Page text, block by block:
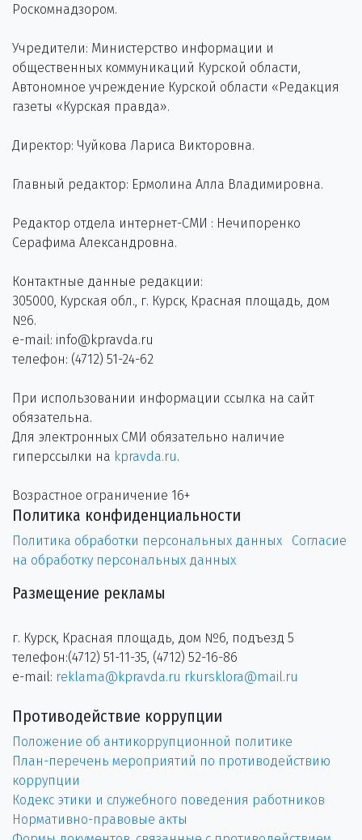
Роскомнадзором.
Учредители: Министерство информации и
общественных коммуникаций Курской области,
Автономное учреждение Курской области «Редакция
газеты «Курская правда».
Директор: Чуйкова Лариса Викторовна.
Главный редактор: Ермолина Алла Владимировна.
Редактор отдела интернет-СМИ : Нечипоренко
Серафима Александровна.
Контактные данные редакции:
305000, Курская обл., г. Курск, Красная площадь, дом
№6.
e-mail: info@kpravda.ru
телефон: (4712) 51-24-62
При использовании информации ссылка на сайт
обязательна.
Для электронных СМИ обязательно наличие
гиперссылки на kpravda.ru.
Возрастное ограничение 16+
Политика конфиденциальности
Политика обработки персональных данных
Согласие
на обработку персональных данных
Размещение рекламы
г. Курск, Красная площадь, дом №6, подъезд 5
телефон:(4712) 51-11-35, (4712) 52-16-86
e-mail: reklama@kpravda.ru rkursklora@mail.ru
Противодействие коррупции
Положение об антикоррупционной политике
План-перечень мероприятий по противодействию
коррупции
Кодекс этики и служебного поведения работников
Нормативно-правовые акты